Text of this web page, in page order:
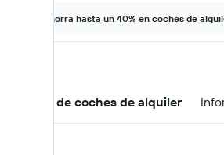
Ahorra hasta un 40% en coches de
Ofertas de coches de alquiler